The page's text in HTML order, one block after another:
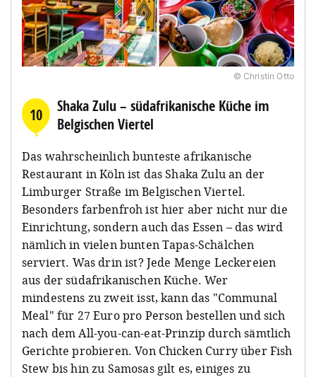
© Christin Otto
10
Shaka Zulu – südafrikanische Küche im
Belgischen Viertel
Das wahrscheinlich bunteste afrikanische
Restaurant in Köln ist das Shaka Zulu an der
Limburger Straße im Belgischen Viertel.
Besonders farbenfroh ist hier aber nicht nur die
Einrichtung, sondern auch das Essen – das wird
nämlich in vielen bunten Tapas-Schälchen
serviert. Was drin ist? Jede Menge Leckereien
aus der südafrikanischen Küche. Wer
mindestens zu zweit isst, kann das "Communal
Meal" für 27 Euro pro Person bestellen und sich
nach dem All-you-can-eat-Prinzip durch sämtlich
Gerichte probieren. Von Chicken Curry über Fish
Stew bis hin zu Samosas gilt es, einiges zu